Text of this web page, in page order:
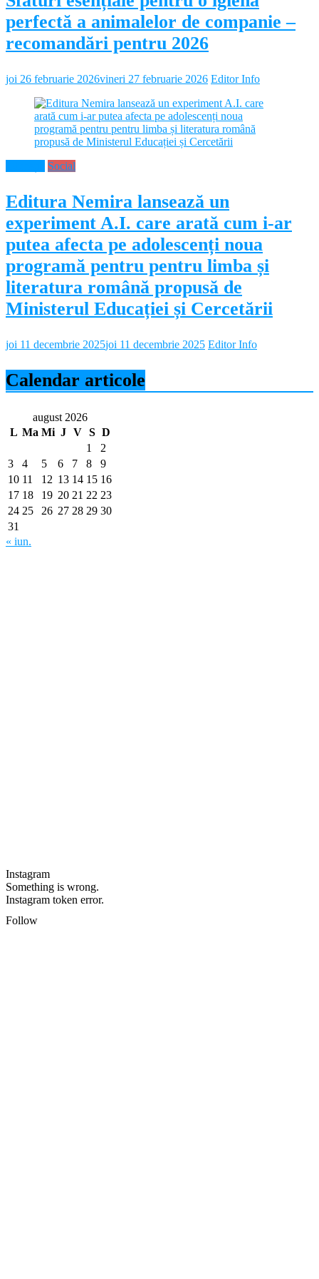
perfectă a animalelor de companie –
recomandări pentru 2026
joi 26 februarie 2026vineri 27 februarie 2026 Editor Info
Social
Editura Nemira lansează un
experiment A.I. care arată cum i-ar
putea afecta pe adolescenți noua
programă pentru pentru limba și
literatura română propusă de
Ministerul Educației și Cercetării
joi 11 decembrie 2025joi 11 decembrie 2025 Editor Info
Calendar articole
august 2026
L Ma Mi J V S D
1
2
3
4 5 6 7 8
9
10 11 12 13 14 15 16
17 18 19 20 21 22 23
24 25 26 27 28 29 30
31
« iun.
Instagram
Something is wrong.
Instagram token error.
Follow